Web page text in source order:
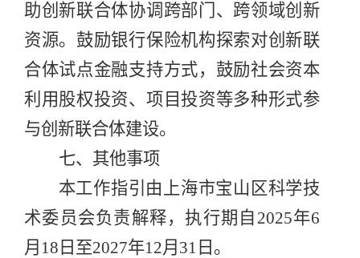
助创新联合体协调跨部门、跨领域创新
资源。 鼓励银行保险机构探索对创新联
合体试点金融支持方式，鼓励社会资本
利用股权投资、项目投资等多种形式参
与创新联合体建设。
七、其他事项
本工作指引由上海市宝山区科学技
术委员会负责解释，执行期自 2025年6
月 18 日至2027年12月 31 日 。